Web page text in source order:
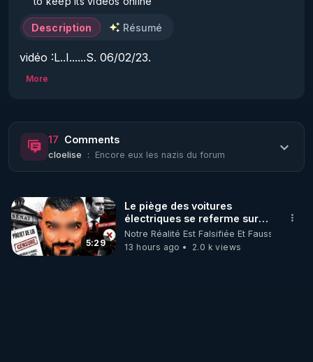
Description Résumé
vidéo :L..I......S. 06/02/23.
More
17 Comments
cloelise : Encore eux les nazis du forum
5:29
Le piège des voitures
électriques se referme sur
les usagers !
Notre Réalité Est Falsifiée Et Fausse
13 hours ago
2.0 k views